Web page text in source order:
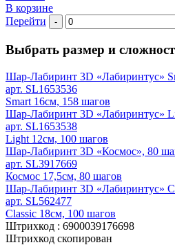
В корзине
Перейти
-
Выбрать размер и
Шар-Лабиринт 3D «Лабиринтус»
арт. SL1653536
Smart 16см, 158 шагов
Шар-Лабиринт 3D «Лабиринтус»
арт. SL1653538
Light 12см, 100 шагов
Шар-Лабиринт 3D «Космос», 80
арт. SL3917669
Космос 17,5см, 80 шагов
Шар-Лабиринт 3D «Лабиринтус»
арт. SL562477
Classic 18см, 100 шагов
Штрихкод : 6900039176698
Штрихкод скопирован